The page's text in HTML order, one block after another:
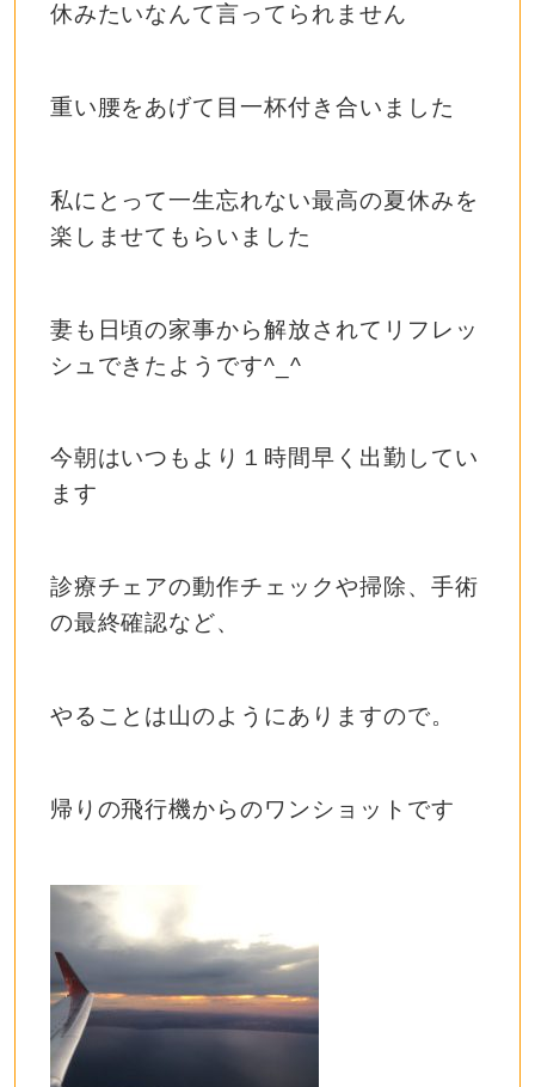
休みたいなんて言ってられません
重い腰をあげて目一杯付き合いました
私にとって一生忘れない最高の夏休みを
楽しませてもらいました
妻も日頃の家事から解放されてリフレッ
シュできたようです^_^
今朝はいつもより１時間早く出勤してい
ます
診療チェアの動作チェックや掃除、手術
の最終確認など、
やることは山のようにありますので。
帰りの飛行機からのワンショットです